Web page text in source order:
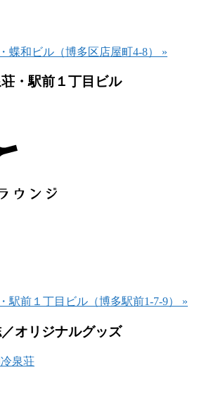
蝶和ビル（博多区店屋町4-8） »
・駅前１丁目ビル
駅前１丁目ビル（博多駅前1-7-9） »
オリジナルグッズ
泉荘